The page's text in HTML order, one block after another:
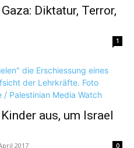
Diktatur, Terror,
1
aus, um Israel
2017 0